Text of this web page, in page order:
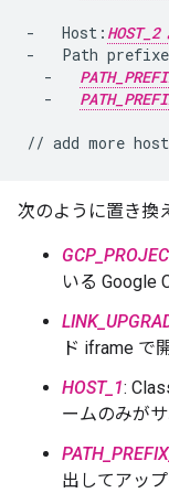
-   Host: HOST_2
-   Path
  -
  -
次のように置き換
いる Google
ド iframe で
HOST_1:
ームのみが
出してアッ